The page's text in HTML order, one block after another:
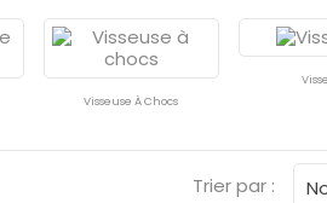
Visseuse À Chocs
Trier par :